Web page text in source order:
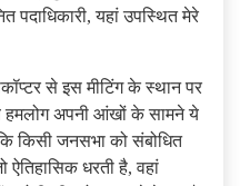
पदाधिकारी, यहां उपस्थित मेरे
से इस मीटिंग के स्थान पर
अपनी आंखों के सामने ये
किसी जनसभा को संबोधित
धरती है, वहां